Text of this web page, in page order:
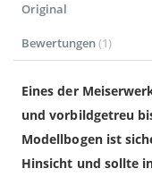
Original
Bewertungen 1
Eines der
und vorbildgetreu
Modellbogen ist
Hinsicht und sollte